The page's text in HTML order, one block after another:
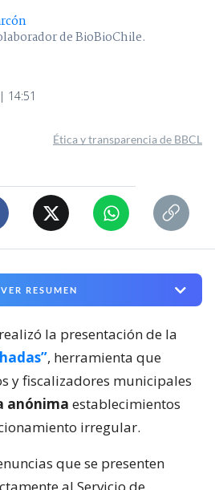
de BioBioChile.
14:51
Ética y transparencia de BBCL
VER RESUMEN
la presentación de la
, herramienta que
y fiscalizadores municipales
anónima establecimientos
irregular.
que se presenten